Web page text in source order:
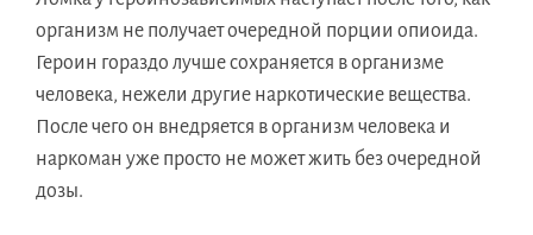
организм не получает очередной порции опиоида.
Героин гораздо лучше сохраняется в организме
человека, нежели другие наркотические вещества.
После чего он внедряется в организм человека и
наркоман уже просто не может жить без очередной
дозы.